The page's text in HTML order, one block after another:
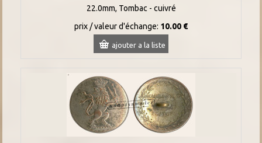
22.0mm, Tombac - cuivré
prix / valeur d'échange: 10.00 €
ajouter a la liste